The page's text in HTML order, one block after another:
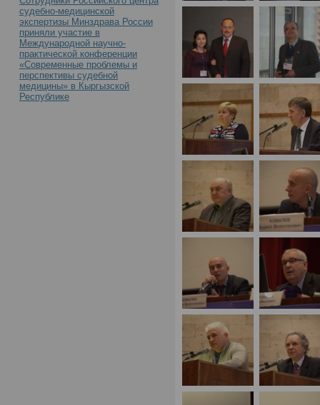
судебно-медицинской
экспертизы Минздрава России
приняли участие в
Международной научно-
практической конференции
«Современные проблемы и
перспективы судебной
медицины» в Кыргызской
Республике